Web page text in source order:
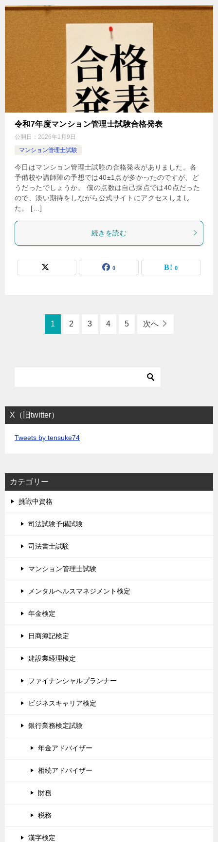
令和7年度マンション管理士試験合格発表
公開日： 2026年1月9日
マンション管理士試験
今日はマンション管理士試験の合格発表がありました。各
予備校や講師陣の予想では40±1点が多かったのですが、ど
うだったでしょうか。 僕の点数は自己採点では40点だった
ので、淡い期待をしながら公式サイトにアクセスしまし
た。 […]
続きを読む
0 0
1 2 3 4 5 次へ
X（旧twitter）
Tweets by tensuke74
カテゴリー
挑戦中資格
司法試験予備試験
司法書士試験
マンション管理士試験
メンタルヘルスマネジメント検定
年金検定
日商簿記検定
建設業経理検定
ファイナンシャルプランナー
ビジネスキャリア検定
銀行業務検定試験
年金アドバイザー
相続アドバイザー
財務
税務
漢字検定